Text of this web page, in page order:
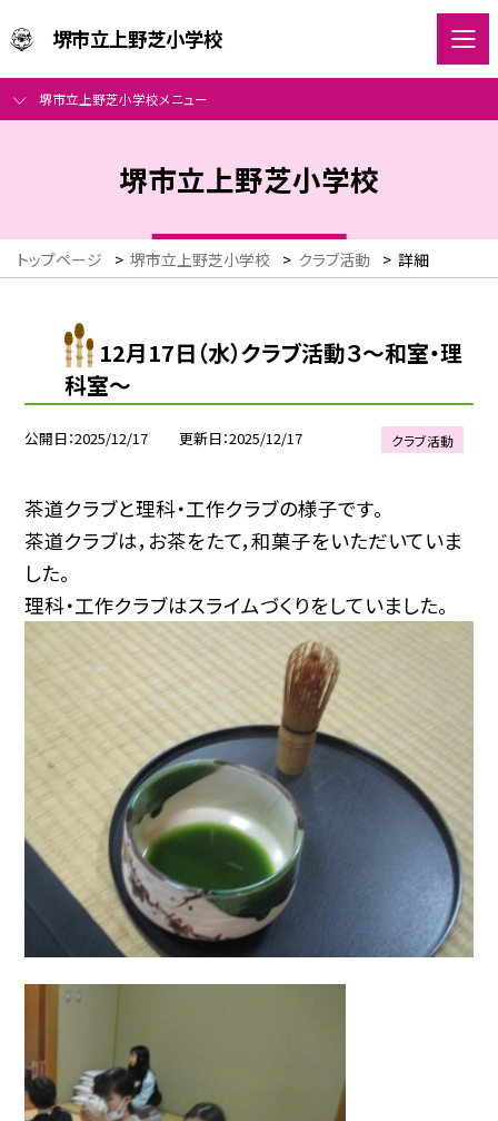
堺市立上野芝小学校
堺市立上野芝小学校メニュー
堺市立上野芝小学校
トップページ > 堺市立上野芝小学校 > クラブ活動 > 詳細
12月17日（水）クラブ活動３～和室・理
科室～
公開日 2025/12/17 更新日 2025/12/17 クラブ活動
茶道クラブと理科・工作クラブの様子です。
茶道クラブは，お茶をたて，和菓子をいただいていま
した。
理科・工作クラブはスライムづくりをしていました。